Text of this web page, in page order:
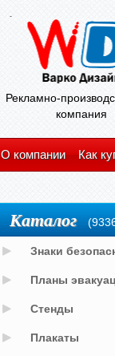
Рекламно-
компания
О компании Как
Каталог
Знаки
Планы
Стенды
Плакаты